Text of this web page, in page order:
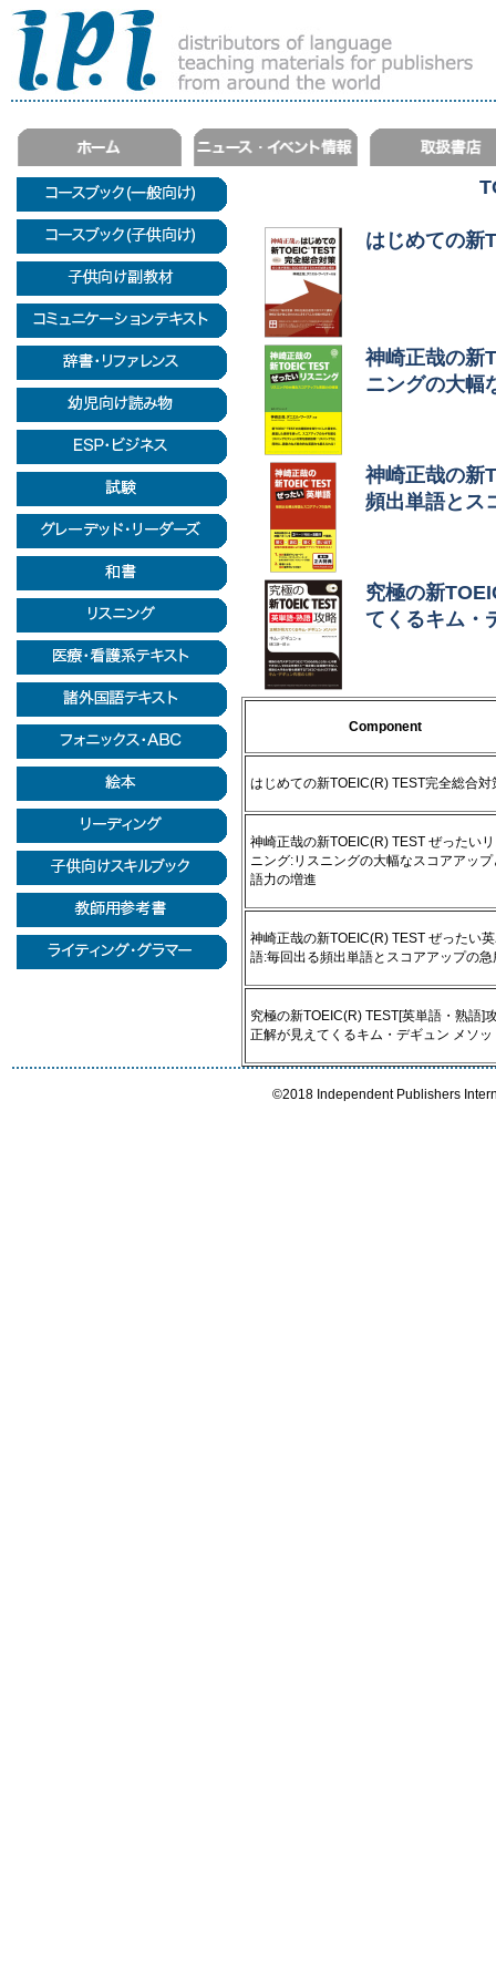
はじめての新
神崎正哉の新
ニングの大幅
神崎正哉の新
頻出単語とス
究極の新
てくるキム・
Component
はじめての新TOEIC(R) TEST完全総合対
神崎正哉の新TOEIC(R) TEST ぜったい
ニング:リスニングの大幅なスコアアップ
語力の増進
神崎正哉の新TOEIC(R) TEST ぜったい
語:毎回出る頻出単語とスコアアップの急
究極の新TOEIC(R) TEST[英単語・熟語]
正解が見えてくるキム・デギュン メソッ
©2018 Independent Publishers